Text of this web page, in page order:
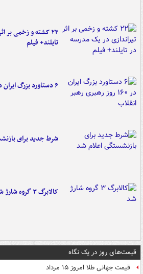
۲۲ کشته و زخمی بر
تایلند+ فیلم
۶ دستاورد بزرگ ایران در ۱۶۰ روز رهبری رهبر انقلاب
شرط جدید برای
کالابرگ ۳ گروه شارژ شد
قیمت‌های روز در یک نگاه
قیمت جهانی طلا امروز ۱۵ مرداد